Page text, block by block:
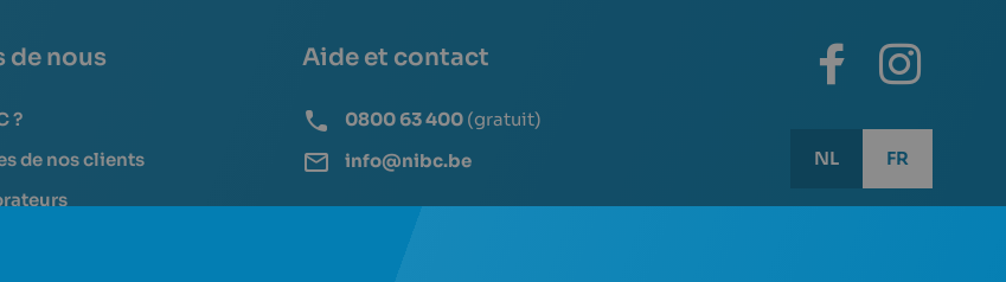
de nous
?
de nos clients
Aide et contact
0800 63 400 (gratuit)
info@nibc.be
NL
FR
Utilisez les touches